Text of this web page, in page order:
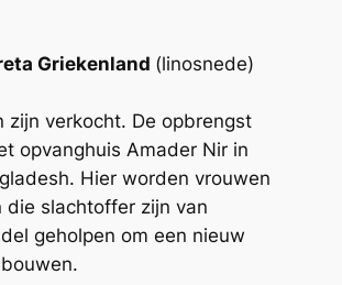
Griekenland (linosnede)
zijn verkocht. De opbrengst
opvanghuis Amader Nir in
Hier worden vrouwen
die slachtoffer zijn van
geholpen om een nieuw